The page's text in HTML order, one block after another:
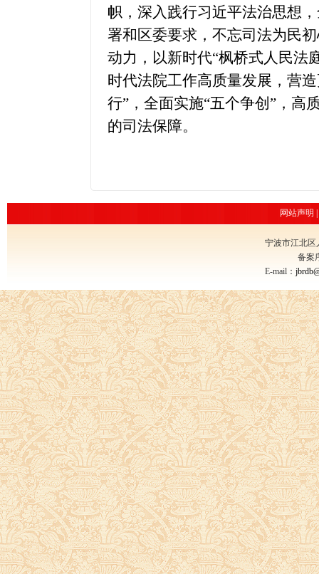
帜，深入践行习近平法治思想
署和区委要求 ，不忘司法为民
动力，以新时代“枫桥式人民法
时代法院工作高质量发展，营
行”，全面实施“五个争创”，高
的司法保障。
网站声明
宁波市江北区
备案
E-mail：